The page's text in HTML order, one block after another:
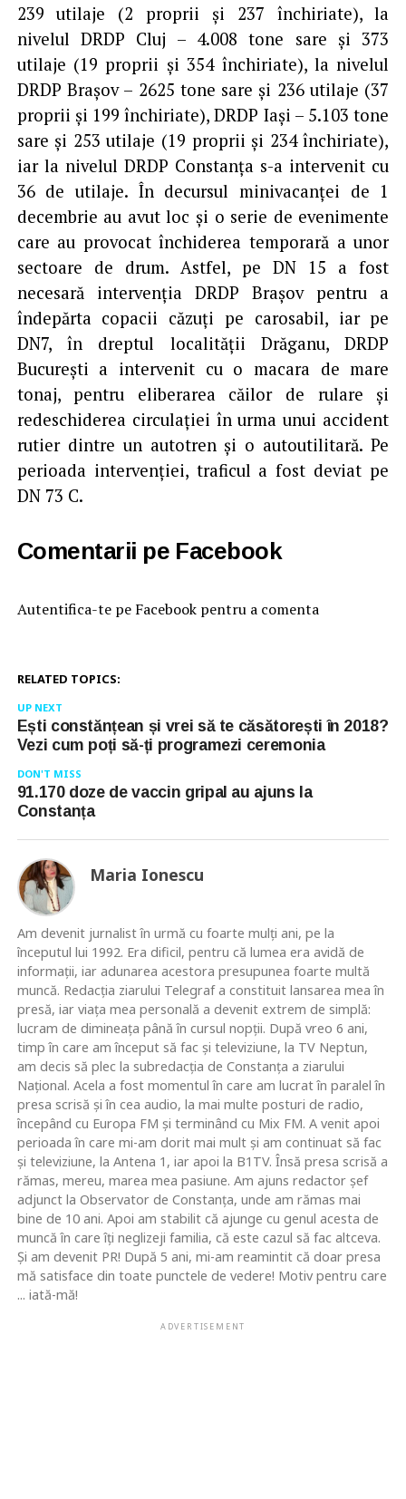
239 utilaje (2 proprii şi 237 închiriate), la
nivelul DRDP Cluj – 4.008 tone sare şi 373
utilaje (19 proprii şi 354 închiriate), la nivelul
DRDP Braşov – 2625 tone sare şi 236 utilaje (37
proprii şi 199 închiriate), DRDP Iaşi – 5.103 tone
sare şi 253 utilaje (19 proprii şi 234 închiriate),
iar la nivelul DRDP Constanţa s-a intervenit cu
36 de utilaje. În decursul minivacanţei de 1
decembrie au avut loc şi o serie de evenimente
care au provocat închiderea temporară a unor
sectoare de drum. Astfel, pe DN 15 a fost
necesară intervenţia DRDP Braşov pentru a
îndepărta copacii căzuţi pe carosabil, iar pe
DN7, în dreptul localităţii Drăganu, DRDP
Bucureşti a intervenit cu o macara de mare
tonaj, pentru eliberarea căilor de rulare şi
redeschiderea circulaţiei în urma unui accident
rutier dintre un autotren şi o autoutilitară. Pe
perioada intervenţiei, traficul a fost deviat pe
DN 73 C.
Comentarii pe Facebook
Autentifica-te pe Facebook pentru a comenta
RELATED TOPICS:
UP NEXT
Ești constănțean și vrei să te căsătorești în 2018?
Vezi cum poți să-ți programezi ceremonia
DON'T MISS
91.170 doze de vaccin gripal au ajuns la
Constanța
Maria Ionescu
Am devenit jurnalist în urmă cu foarte mulţi ani, pe la
începutul lui 1992. Era dificil, pentru că lumea era avidă de
informaţii, iar adunarea acestora presupunea foarte multă
muncă. Redacţia ziarului Telegraf a constituit lansarea mea în
presă, iar viaţa mea personală a devenit extrem de simplă:
lucram de dimineaţa până în cursul nopţii. După vreo 6 ani,
timp în care am început să fac şi televiziune, la TV Neptun,
am decis să plec la subredacţia de Constanţa a ziarului
Naţional. Acela a fost momentul în care am lucrat în paralel în
presa scrisă şi în cea audio, la mai multe posturi de radio,
începând cu Europa FM şi terminând cu Mix FM. A venit apoi
perioada în care mi-am dorit mai mult şi am continuat să fac
şi televiziune, la Antena 1, iar apoi la B1TV. Însă presa scrisă a
rămas, mereu, marea mea pasiune. Am ajuns redactor şef
adjunct la Observator de Constanţa, unde am rămas mai
bine de 10 ani. Apoi am stabilit că ajunge cu genul acesta de
muncă în care îţi neglizeji familia, că este cazul să fac altceva.
Şi am devenit PR! După 5 ani, mi-am reamintit că doar presa
mă satisface din toate punctele de vedere! Motiv pentru care
... iată-mă!
ADVERTISEMENT